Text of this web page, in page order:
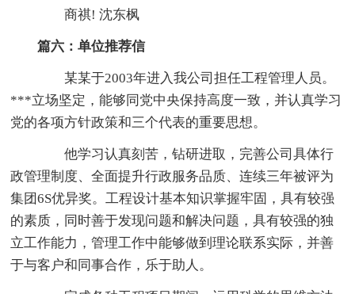
商祺! 沈东枫
篇六：单位推荐信
某某于2003年进入我公司担任工程管理人员。
***立场坚定，能够同党中央保持高度一致，并认真学习
党的各项方针政策和三个代表的重要思想。
他学习认真刻苦，钻研进取，完善公司具体行
政管理制度、全面提升行政服务品质、连续三年被评为
集团6S优异奖。工程设计基本知识掌握牢固，具有较强
的素质，同时善于发现问题和解决问题，具有较强的独
立工作能力，管理工作中能够做到理论联系实际，并善
于与客户和同事合作，乐于助人。